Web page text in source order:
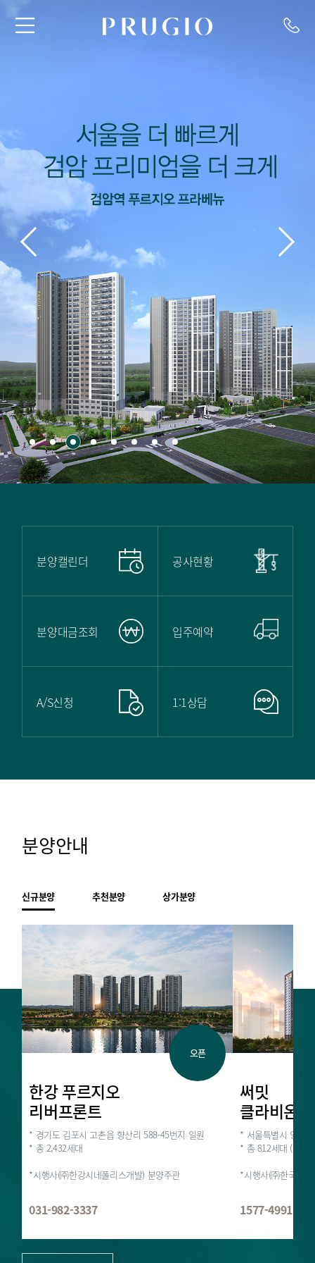
로그인
입주예약
A/S신청
분양대금 조회
분양안내
신규분양
분양계획 한눈에보기
현장안내
공사 진행단지 입주 진행단지
브랜드
브랜드 스토리
푸르지오 소식
BI
브랜드 PR
라이프
고객센터
FAQ
A/S신청
분양캘린더 공사현황
분양대금조회 입주예약
A/S신청 1:1상담
분양안내
신규분양 추천분양 상가분양
오픈
한강 푸르지오
리버프론트
* 경기도 김포시 고촌읍 향산리 588-45번지 일원
* 총 2,432세대
*시행사(㈜한강시네폴리스개발) 분양주관
031-982-3337
써밋
클라비온
* 서울특별시 영등
* 총 812세대 (일반
*시행사(㈜한국토
1577-4991